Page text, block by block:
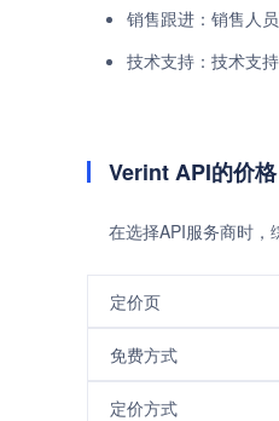
销售跟进：销售人
技术支持：技术支
Verint API的价格
在选择API服务商时，
定价页
免费方式
定价方式